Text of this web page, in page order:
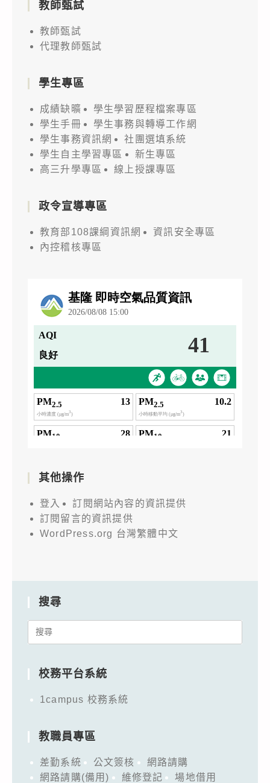
教師甄試
教師甄試
代理教師甄試
學生專區
成績缺曠
學生學習歷程檔案專區
學生手冊
學生事務與轉導工作網
學生事務資訊網
社團選填系統
學生自主學習專區
新生專區
高三升學專區
線上授課專區
政令宣導專區
教育部108課綱資訊網
資訊安全專區
內控稽核專區
其他操作
登入
訂閱網站內容的資訊提供
訂閱留言的資訊提供
WordPress.org 台灣繁體中文
搜尋
Search
校務平台系統
1campus 校務系統
教職員專區
差勤系統 公文簽核
網路請購
網路請購(備用)
維修登記
場地借用